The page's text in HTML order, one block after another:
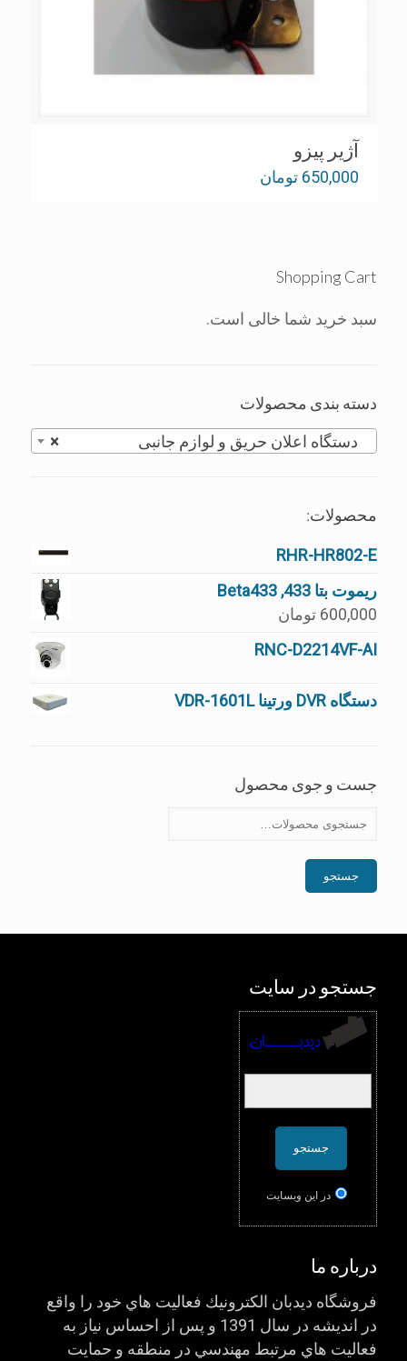
آژير پيزو
650,000 تومان
Shopping Cart
سبد خرید شما خالی است.
دسته بندی محصولات
× دستگاه اعلان حريق و لوازم جانبی
محصولات:
RHR-HR802-E
ریموت بتا 433, Beta433
600,000 تومان
RNC-D2214VF-AI
دستگاه DVR ورتینا VDR-1601L
جست و جوی محصول
جستجو
جستجو در سایت
در اين وبسایت
درباره ما
فروشگاه ديدبان الكترونيك فعاليت هاي خود را واقع
در انديشه در سال 1391 و پس از احساس نياز به
فعاليت هاي مرتبط مهندسي در منطقه و حمايت